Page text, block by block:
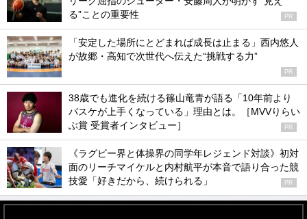
る”ことの重要性
PR
「安定した場所にとどまれば成長は止まる」西内悠人
が故郷・高知で次世代へ伝えた“挑戦する力”
PR
38歳でも進化を続ける篠山竜青が語る「10年前より
バスケが上手くなっている」理由とは。［MVVりらい
ぶ賞 受賞者インタビュー］
PR
《ラグビー界と体操界の同学年レジェンド対談》初対
面のリーチマイケルと内村航平が本音で語り合った競
技愛「好きだから、続けられる」
PR